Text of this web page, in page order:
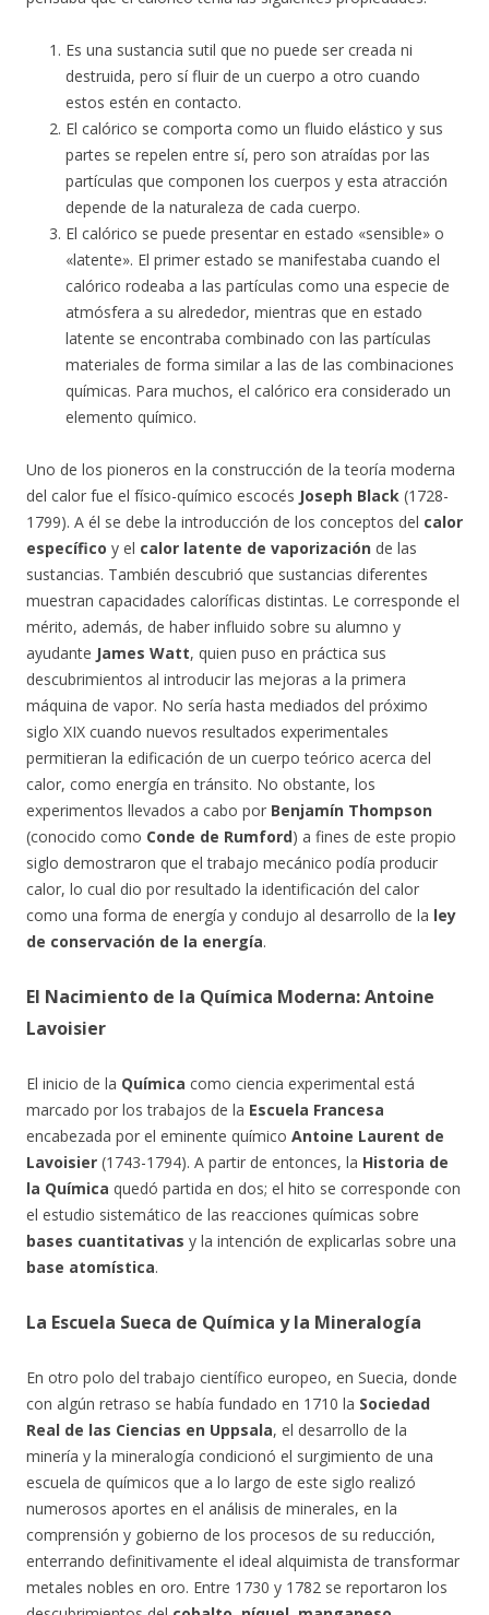
Es una sustancia sutil que no puede ser creada ni
destruida, pero sí fluir de un cuerpo a otro cuando
estos estén en contacto.
El calórico se comporta como un fluido elástico y sus
partes se repelen entre sí, pero son atraídas por las
partículas que componen los cuerpos y esta atracción
depende de la naturaleza de cada cuerpo.
El calórico se puede presentar en estado «sensible» o
«latente». El primer estado se manifestaba cuando el
calórico rodeaba a las partículas como una especie de
atmósfera a su alrededor, mientras que en estado
latente se encontraba combinado con las partículas
materiales de forma similar a las de las combinaciones
químicas. Para muchos, el calórico era considerado un
elemento químico.
Uno de los pioneros en la construcción de la teoría moderna
del calor fue el físico-químico escocés Joseph Black (1728-
1799). A él se debe la introducción de los conceptos del calor
específico y el calor latente de vaporización de las
sustancias. También descubrió que sustancias diferentes
muestran capacidades caloríficas distintas. Le corresponde el
mérito, además, de haber influido sobre su alumno y
ayudante James Watt, quien puso en práctica sus
descubrimientos al introducir las mejoras a la primera
máquina de vapor. No sería hasta mediados del próximo
siglo XIX cuando nuevos resultados experimentales
permitieran la edificación de un cuerpo teórico acerca del
calor, como energía en tránsito. No obstante, los
experimentos llevados a cabo por Benjamín Thompson
(conocido como Conde de Rumford) a fines de este propio
siglo demostraron que el trabajo mecánico podía producir
calor, lo cual dio por resultado la identificación del calor
como una forma de energía y condujo al desarrollo de la ley
de conservación de la energía.
El Nacimiento de la Química Moderna: Antoine
Lavoisier
El inicio de la Química como ciencia experimental está
marcado por los trabajos de la Escuela Francesa
encabezada por el eminente químico Antoine Laurent de
Lavoisier (1743-1794). A partir de entonces, la Historia de
la Química quedó partida en dos; el hito se corresponde con
el estudio sistemático de las reacciones químicas sobre
bases cuantitativas y la intención de explicarlas sobre una
base atomística.
La Escuela Sueca de Química y la Mineralogía
En otro polo del trabajo científico europeo, en Suecia, donde
con algún retraso se había fundado en 1710 la Sociedad
Real de las Ciencias en Uppsala, el desarrollo de la
minería y la mineralogía condicionó el surgimiento de una
escuela de químicos que a lo largo de este siglo realizó
numerosos aportes en el análisis de minerales, en la
comprensión y gobierno de los procesos de su reducción,
enterrando definitivamente el ideal alquimista de transformar
metales nobles en oro. Entre 1730 y 1782 se reportaron los